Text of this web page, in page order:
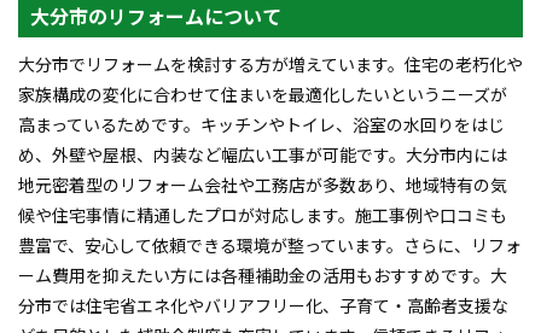
大分市のリフォームについて
大分市でリフォームを検討する方が増えています。住宅の老朽化や
家族構成の変化に合わせて住まいを最適化したいというニーズが
高まっているためです。キッチンやトイレ、浴室の水回りをはじ
め、外壁や屋根、内装など幅広い工事が可能です。大分市内には
地元密着型のリフォーム会社や工務店が多数あり、地域特有の気
候や住宅事情に精通したプロが対応します。施工事例や口コミも
豊富で、安心して依頼できる環境が整っています。さらに、リフォ
ーム費用を抑えたい方には各種補助金の活用もおすすめです。大
分市では住宅省エネ化やバリアフリー化、子育て・高齢者支援な